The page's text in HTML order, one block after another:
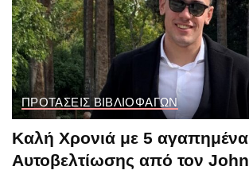
ΠΡΟΤΑΣΕΙΣ ΒΙΒΛΙΟΦΑΓΩΝ
Καλή Χρονιά με 5 αγαπημένα
Αυτοβελτίωσης από τον